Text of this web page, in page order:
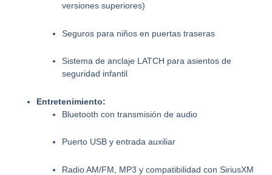
versiones superiores)
Seguros para niños en puertas traseras
Sistema de anclaje LATCH para asientos de
seguridad infantil
Entretenimiento:
Bluetooth con transmisión de audio
Puerto USB y entrada auxiliar
Radio AM/FM, MP3 y compatibilidad con SiriusXM